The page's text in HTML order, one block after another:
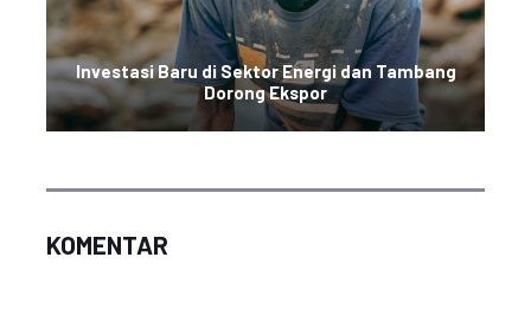
Investasi Baru di Sektor Energi dan Tambang
Dorong Ekspor
KOMENTAR